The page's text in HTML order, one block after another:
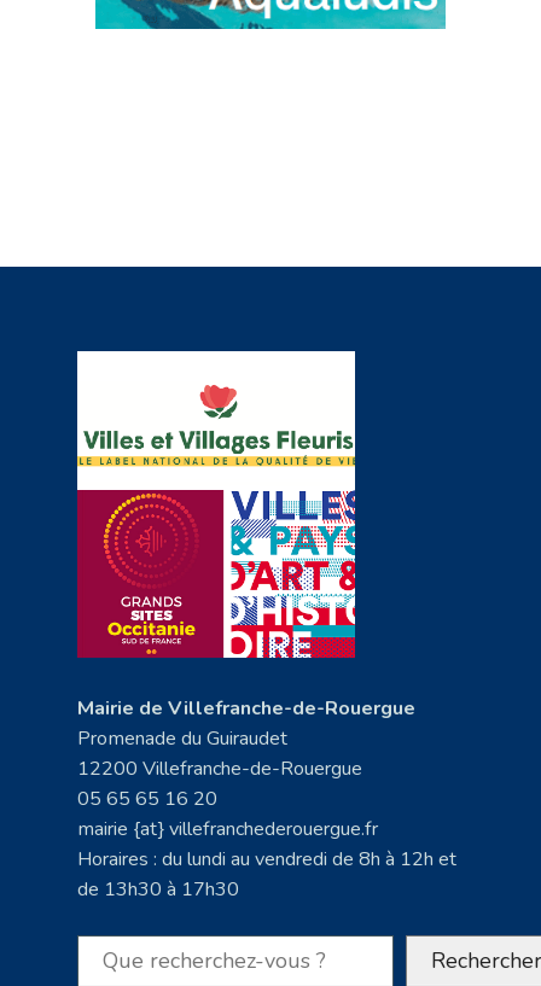
Mairie de Villefranche-de-Rouergue
Promenade du Guiraudet
12200 Villefranche-de-Rouergue
05 65 65 16 20
mairie {at} villefranchederouergue.fr
Horaires : du lundi au vendredi de 8h à 12h et
de 13h30 à 17h30
Rechercher Rechercher